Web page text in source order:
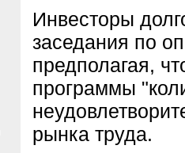
Инвесторы
заседания по
предполагая,
программы
рынка труда.